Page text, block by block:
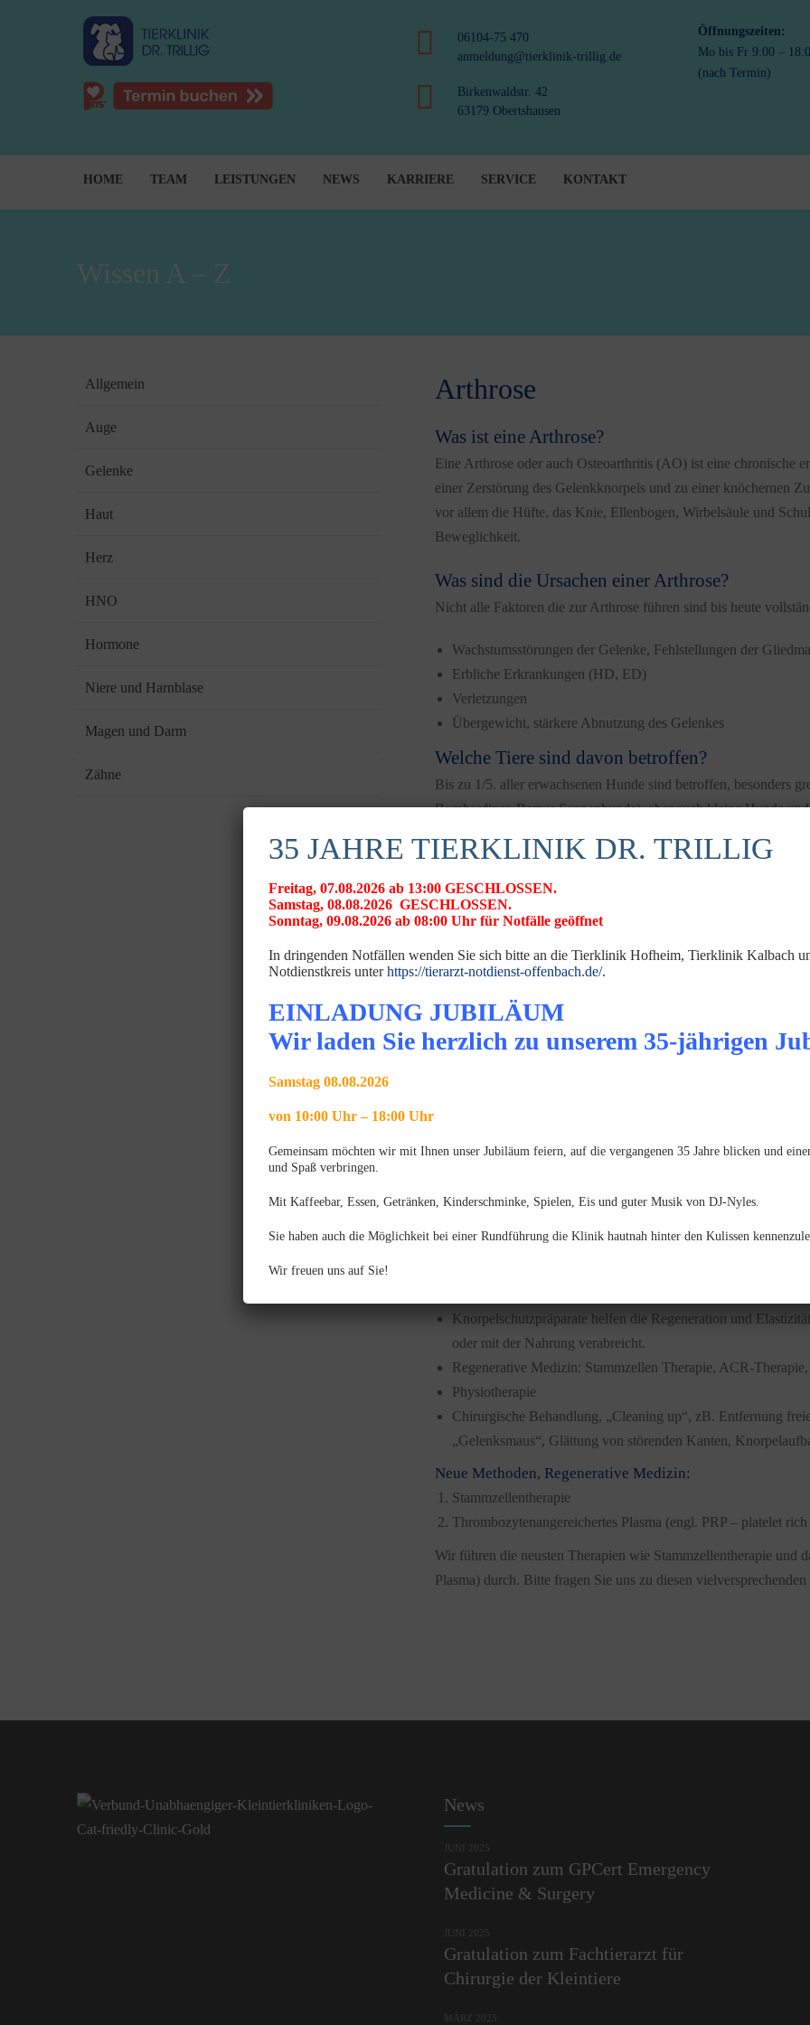
06104-75 470
anmeldung@tierklinik-trillig.de
Birkenwaldstr. 42
63179 Obertshausen
Öffnungszeiten:
Mo bis Fr 9:00 –
(nach Termin)
HOME TEAM LEISTUNGEN NEWS KARRIERE SERVICE KONTAKT
Wissen A – Z
Allgemein
Auge
Gelenke
Haut
Herz
HNO
Hormone
Niere und Harnblase
Magen und Darm
Zähne
Arthrose
Was ist eine Arthrose?
Eine Arthrose oder auch Osteoarthritis (AO) ist eine chronische
einer Zerstörung des Gelenkknorpels und zu einer knöchernen
vor allem die Hüfte, das Knie, Ellenbogen, Wirbelsäule und
Beweglichkeit.
Was sind die Ursachen einer Arthrose?
Nicht alle Faktoren die zur Arthrose führen sind bis heute
Wachstumsstörungen der Gelenke, Fehlstellungen der
Erbliche Erkrankungen (HD, ED)
Verletzungen
Übergewicht, stärkere Abnutzung des Gelenkes
Welche Tiere sind davon betroffen?
Bis zu 1/5. aller erwachsenen Hunde sind betroffen, besonders
Bernhardiner, Berner Sennenhunde), aber auch kleine Hunde
Welche Anzeichen gibt es?
Verminderte Aktivität und Bewegungsfreude
Lahmheit, steifer Gang
Muskelschwund
Knacken der Gelenke
Wie kann man behandeln?
Eine Arthrose ist leider nicht heilbar. Eine geeignete
Gewichtskontrolle: hohes Gewicht verstärkt den Verschleiß
Bewegung: „mäßig, aber regelmäßig“. Viele kleine
geeignet ist Schwimmen.
NSAIDs, nichtsteroidale Antiphlogistika, lindern Schmerz
Knorpelschutzpräparate helfen die Regeneration und
oder mit der Nahrung verabreicht.
Regenerative Medizin: Stammzellen Therapie, ACR-
Physiotherapie
Chirurgische Behandlung, „Cleaning up“, zB. Entfernung
„Gelenksmaus“, Glättung von störenden Kanten,
Neue Methoden, Regenerative Medizin:
Stammzellentherapie
Thrombozytenangereichertes Plasma (engl. PRP – platelet
Wir führen die neusten Therapien wie Stammzellentherapie und
Plasma) durch. Bitte fragen Sie uns zu diesen
News
JUNI 2025
Gratulation zum GPCert Emergency
Medicine & Surgery
JUNI 2025
Gratulation zum Fachtierarzt für
Chirurgie der Kleintiere
MÄRZ 2025
35 JAHRE TIERKLINIK DR. TRILLIG
Freitag, 07.08.2026 ab 13:00 GESCHLOSSEN.
Samstag, 08.08.2026 GESCHLOSSEN.
Sonntag, 09.08.2026 ab 08:00 Uhr für Notfälle geöffnet
In dringenden Notfällen wenden Sie sich bitte an die Tierklinik Hofheim, Tierklinik Kalbach
Notdienstkreis unterhttps://tierarzt-notdienst-offenbach.de/.
EINLADUNG JUBILÄUM
Wir laden Sie herzlich zu unserem 35-jährigen
Samstag 08.08.2026
von 10:00 Uhr – 18:00 Uhr
Gemeinsam möchten wir mit Ihnen unser Jubiläum feiern, auf die vergangenen 35 Jahre blicken und
und Spaß verbringen.
Mit Kaffeebar, Essen, Getränken, Kinderschminke, Spielen, Eis und guter Musik von DJ-Nyles.
Sie haben auch die Möglichkeit bei einer Rundführung die Klinik hautnah hinter den Kulissen
Wir freuen uns auf Sie!